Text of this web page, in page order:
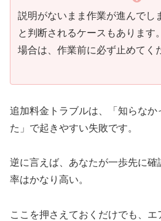
説明がないまま作業が進んでし
と判断されるケースもあります
場合は、作業前に必ず止めてく
追加料金トラブルは、「知らなか
た」で起きやすい失敗です。
逆に言えば、あなたが一歩先に
率はかなり高い。
ここを押さえておくだけでも、